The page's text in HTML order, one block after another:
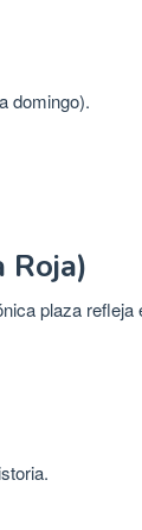
domingo).
Roja)
plaza refleja